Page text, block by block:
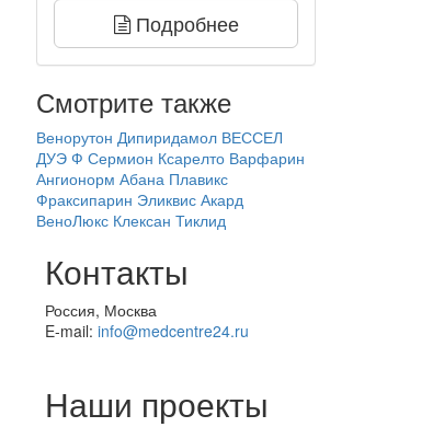
Подробнее
Смотрите также
Венорутон Дипиридамол ВЕССЕЛ
ДУЭ Ф Сермион Ксарелто Варфарин
Ангионорм Абана Плавикс
Фраксипарин Эликвис Акард
ВеноЛюкс Клексан Тиклид
Контакты
Россия, Москва
E-mail: info@medcentre24.ru
Наши проекты